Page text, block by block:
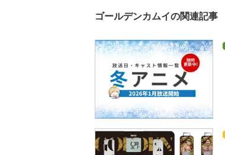
ゴールデンカムイの関連記事